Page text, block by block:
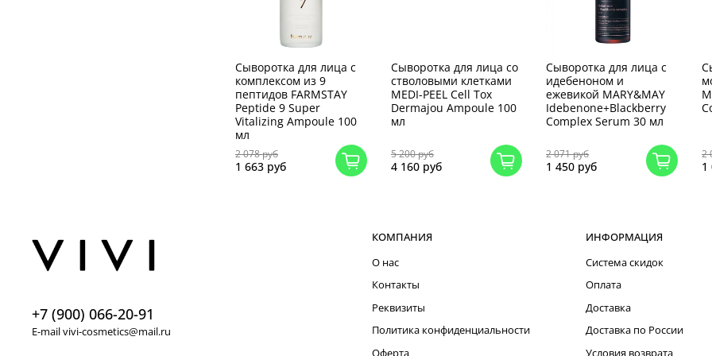
Сыворотка для лица с
комплексом из 9
пептидов FARMSTAY
Peptide 9 Super
Vitalizing Ampoule 100
мл
2 078 руб
1 663 руб
Сыворотка для лица со
стволовыми клетками
MEDI-PEEL Cell Tox
Dermajou Ampoule 100
мл
5 200 руб
4 160 руб
Сыворотка для лица с
идебеноном и
ежевикой MARY&MAY
Idebenone+Blackberry
Complex Serum 30 мл
2 071 руб
1 450 руб
2
1
КОМПАНИЯ
О нас
Контакты
Реквизиты
Политика конфиденциальности
Оферта
ИНФОРМАЦИЯ
Система скидок
Оплата
Доставка
Доставка по России
Условия возврата
+7 (900) 066-20-91
E-mail vivi-cosmetics@mail.ru